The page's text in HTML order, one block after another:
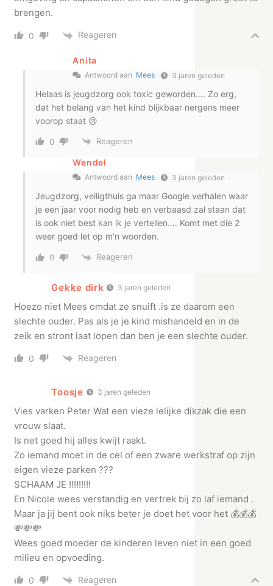
brengen.
0 Reageren
Anita
Antwoord aan Mees 3 jaren geleden
Helaas is jeugdzorg ook toxic geworden…. Zo erg,
dat het belang van het kind blijkbaar nergens meer
voorop staat 😢
0 Reageren
Wendel
Antwoord aan Mees 3 jaren geleden
Jeugdzorg, veiligthuis ga maar Google verhalen waar
je een jaar voor nodig heb en verbaasd zal staan dat
is ook niet best kan ik je vertellen…. Komt met die 2
weer goed let op m’n woorden.
0 Reageren
Gekke dirk 3 jaren geleden
Hoezo niet Mees omdat ze snuift .is ze daarom een
slechte ouder. Pas als je je kind mishandeld en in de
zeik en stront laat lopen dan ben je een slechte ouder.
0 Reageren
Toosje 3 jaren geleden
Vies varken Peter Wat een vieze lelijke dikzak die een
vrouw slaat.
Is net goed hij alles kwijt raakt.
Zo iemand moet in de cel of een zware werkstraf op zijn
eigen vieze parken ???
SCHAAM JE !!!!!!!!!
En Nicole wees verstandig en vertrek bij zo laf iemand .
Maar ja jij bent ook niks beter je doet het voor het 💰💰💰
💸💸💸
Wees goed moeder de kinderen leven niet in een goed
milieu en opvoeding.
0 Reageren